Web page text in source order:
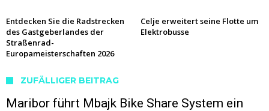
Entdecken Sie die Radstrecken
des Gastgeberlandes der
Straßenrad-
Europameisterschaften 2026
Celje erweitert seine Flotte um
Elektrobusse
ZUFÄLLIGER BEITRAG
Maribor führt Mbajk Bike Share System ein